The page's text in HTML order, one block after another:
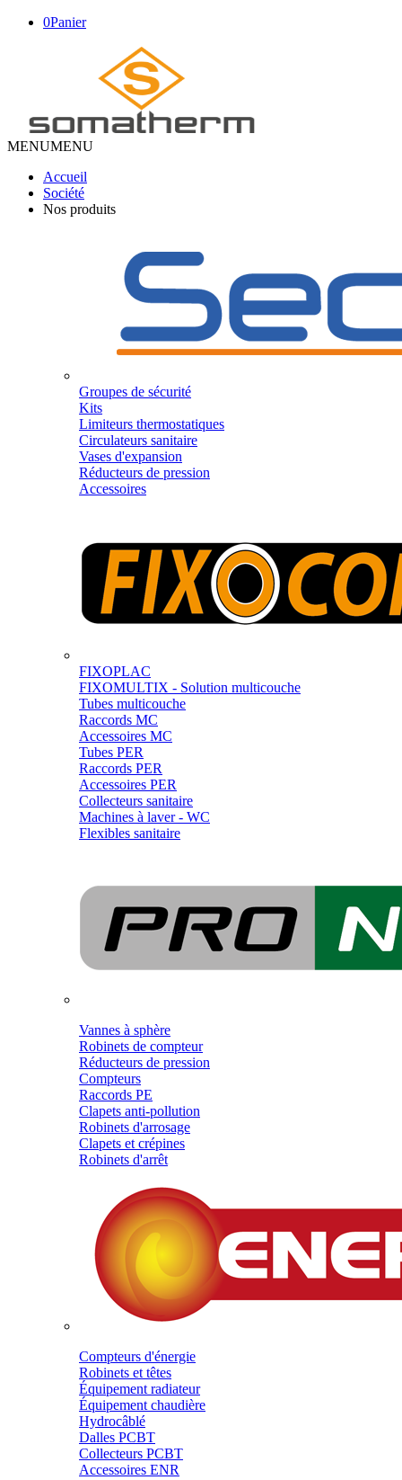
0Panier
MENUMENU
Accueil
Société
Nos produits
Groupes de sécurité
Kits
Limiteurs thermostatiques
Circulateurs sanitaire
Vases d'expansion
Réducteurs de pression
Accessoires
FIXOPLAC
FIXOMULTIX - Solution multicouche
Tubes multicouche
Raccords MC
Accessoires MC
Tubes PER
Raccords PER
Accessoires PER
Collecteurs sanitaire
Machines à laver - WC
Flexibles sanitaire
Vannes à sphère
Robinets de compteur
Réducteurs de pression
Compteurs
Raccords PE
Clapets anti-pollution
Robinets d'arrosage
Clapets et crépines
Robinets d'arrêt
Compteurs d'énergie
Robinets et têtes
Équipement radiateur
Équipement chaudière
Hydrocâblé
Dalles PCBT
Collecteurs PCBT
Accessoires ENR